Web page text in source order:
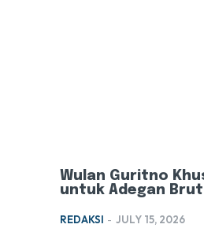
Wulan Guritno
untuk Adegan
REDAKSI - JULY 15, 2026